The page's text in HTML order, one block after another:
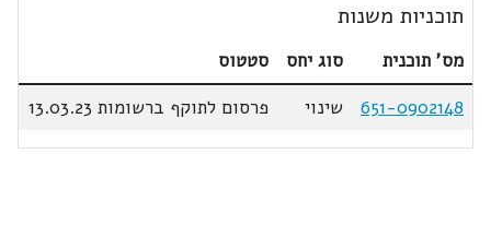
תוכניות משנות
מס' תוכנית סוג יחס
סטטוס
651-0902148
שינוי פרסום לתוקף ברשומות 13.03.23